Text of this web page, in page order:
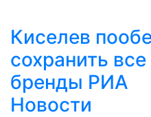
Киселев
сохранить все
бренды РИА
Новости